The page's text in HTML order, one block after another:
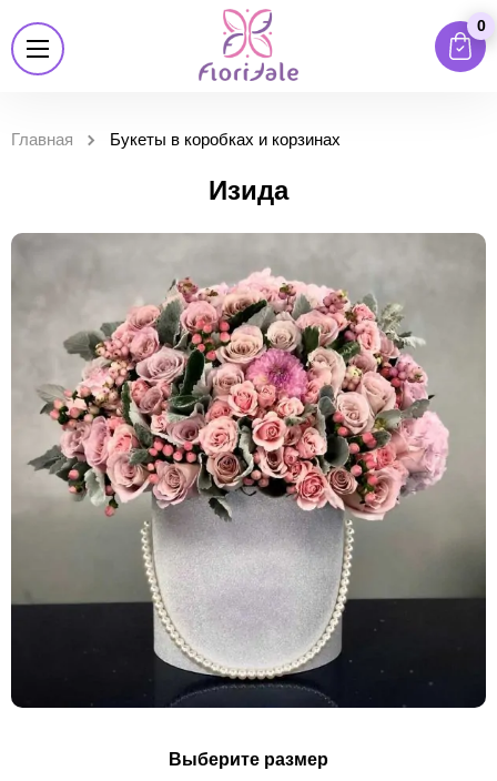
0
Главная Букеты в коробках и корзинах
Изида
Выберите размер